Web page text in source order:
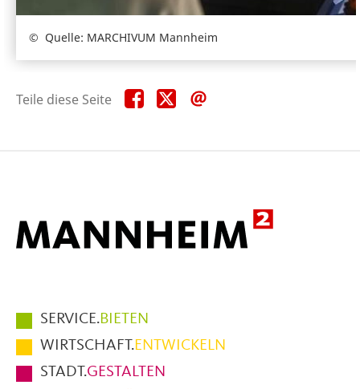
Quelle: MARCHIVUM Mannheim
Teile diese Seite Teile
diese
Teile
diese
Hauptmenüpunkte
im
Fußbereich
der
SERVICE.BIETEN
WIRTSCHAFT.ENTWICKELN
STADT.GESTALTEN